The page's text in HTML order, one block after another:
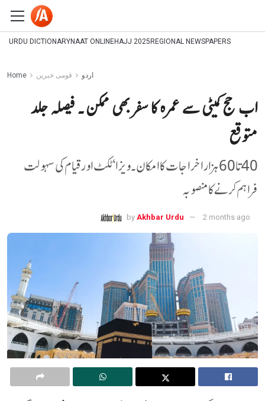
URDU DICTIONARYNAAT ONLINEHAJJ 2025 REGIONAL NEWSPAPERS
Home اردو قومی خبریں
اب حج کمیٹی سے عمرہ کا سفر بھی ممکن ۔ فیصلہ جلد
متوقع
40 تا 60 ہزار اخراجات کا امکان ۔ ویزا ‘ ٹکٹ اور قیام کی سہولت
فراہم کرنے کا منصوبہ
by Akhbar Urdu 2 months ago